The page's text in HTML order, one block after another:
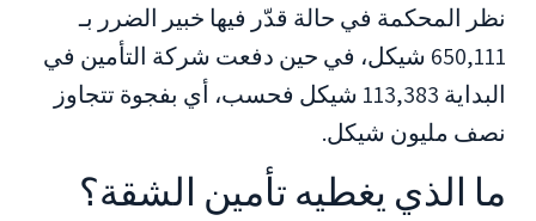
نظر المحكمة في حالة قدّر فيها خبير الضرر بـ
650,111 شيكل، في حين دفعت شركة التأمين في
البداية 113,383 شيكل فحسب، أي بفجوة تتجاوز
نصف مليون شيكل.
ما الذي يغطيه تأمين الشقة؟